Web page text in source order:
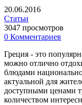
20.06.2016
Статьи
3047 просмотров
0 Комментариев
Греция - это
можно отлично
блюдами
актуальной для
доступными ценами
количеством